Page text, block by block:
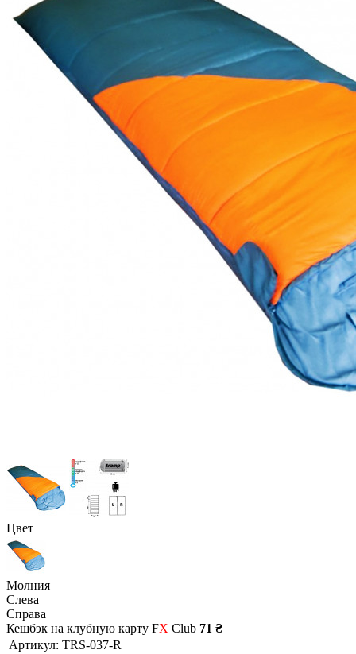
Цвет
Молния
Слева
Справа
Кешбэк на клубную карту FX Club 71 ₴
Артикул: TRS-037-R